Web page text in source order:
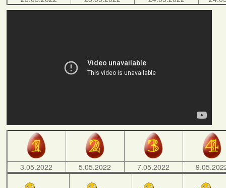
3.05.2022 5.05.2022 7.05.2022